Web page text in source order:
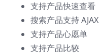
支持产品快速查看
搜索产品支持 AJAX
支持产品心愿单
支持产品比较